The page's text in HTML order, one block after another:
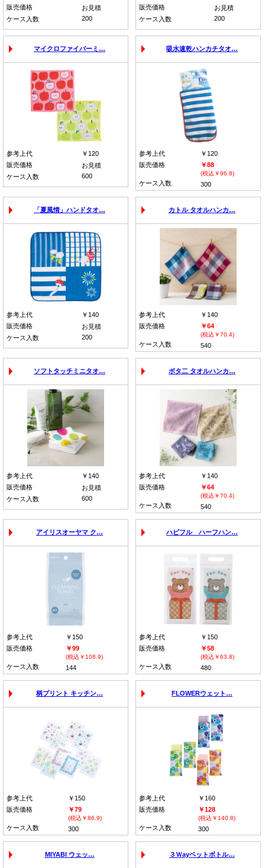
販売価格
お見積
ケース入数
200
販売価格
お見積
ケース入数
200
マイクロファイバーミ…
参考上代
￥120
販売価格
お見積
ケース入数
600
吸水速乾ハンカチタオ…
参考上代
￥120
販売価格
￥88
(税込￥96.8)
ケース入数 300
「夏風情」ハンドタオ…
参考上代
￥140
販売価格
お見積
ケース入数
200
カトル タオルハンカ…
参考上代
￥140
販売価格
￥64
(税込￥70.4)
ケース入数 540
ソフトタッチミニタオ…
参考上代
￥140
販売価格
お見積
ケース入数
600
ボタ二 タオルハンカ…
参考上代
￥140
販売価格
￥64
(税込￥70.4)
ケース入数 540
アイリスオーヤマ ク…
参考上代
￥150
販売価格
￥99
(税込￥108.9)
ケース入数 144
ハピフル ハーフハン…
参考上代
￥150
販売価格
￥58
(税込￥63.8)
ケース入数 480
柄プリント キッチン…
参考上代
￥150
販売価格
￥79
(税込￥86.9)
ケース入数 300
FLOWERウェット…
参考上代
￥160
販売価格
￥128
(税込￥140.8)
ケース入数 300
MIYABI ウェッ… ３Ｗayペットボトル…